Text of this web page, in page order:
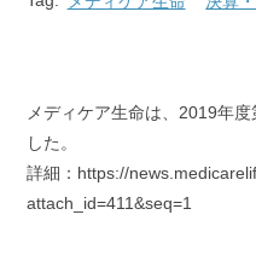
メディケア生命は、2019年
した。
詳細：https://
attach_id=411&seq=1